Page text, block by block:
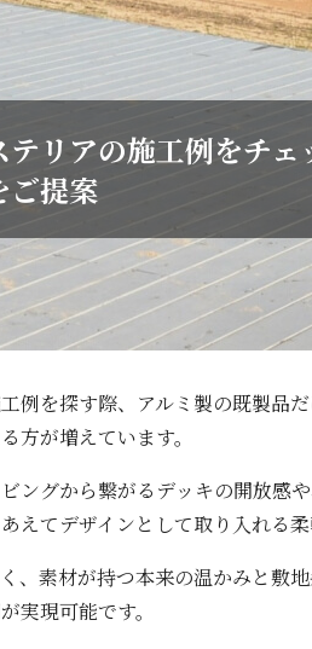
リアの施工例をチ
ご提案
例を探す際、アルミ製の既製品
方が増えています。
ングから繋がるデッキの開放感
えてデザインとして取り入れる
、素材が持つ本来の温かみと敷
実現可能です。